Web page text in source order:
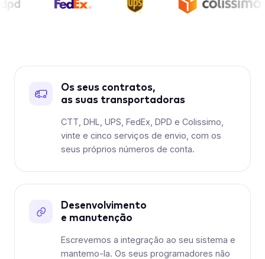
Os seus contratos,
as suas transportadoras
CTT, DHL, UPS, FedEx, DPD e Colissimo,
vinte e cinco serviços de envio, com os
seus próprios números de conta.
Desenvolvimento
e manutenção
Escrevemos a integração ao seu sistema e
mantemo-la. Os seus programadores não